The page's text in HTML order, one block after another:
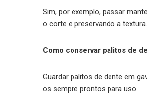
Sim, por exemplo, passar
o corte e preservando a textura.
Como conservar palitos de
Guardar palitos de dente em
os sempre prontos para uso.